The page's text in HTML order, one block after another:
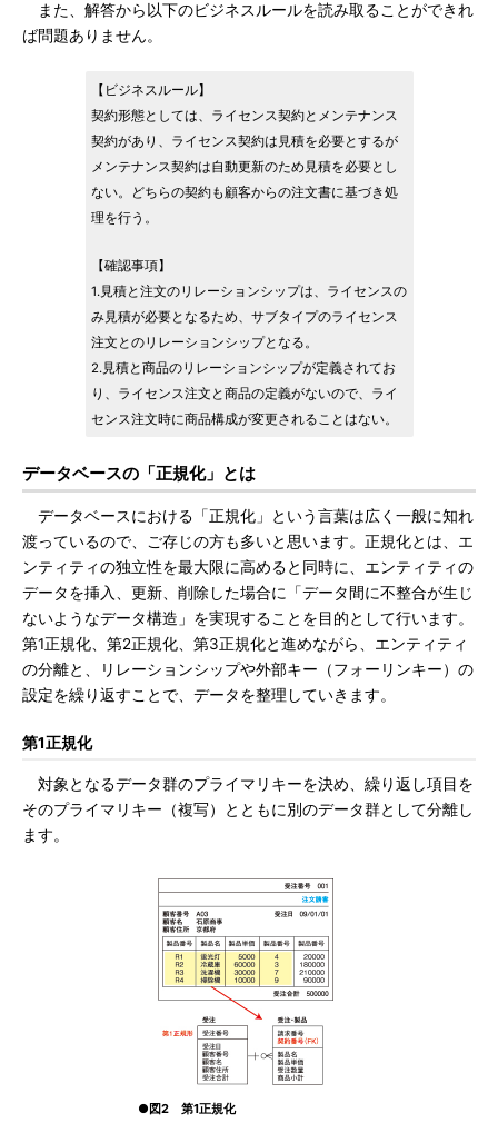
また、解答から以下のビジネスルールを読み取ることができれ
ば問題ありません。
【ビジネスルール】
契約形態としては、ライセンス契約とメンテナンス
契約があり、ライセンス契約は見積を必要とするが
メンテナンス契約は自動更新のため見積を必要とし
ない。どちらの契約も顧客からの注文書に基づき処
理を行う。
【確認事項】
1.見積と注文のリレーションシップは、ライセンスの
み見積が必要となるため、サブタイプのライセンス
注文とのリレーションシップとなる。
2.見積と商品のリレーションシップが定義されてお
り、ライセンス注文と商品の定義がないので、ライ
センス注文時に商品構成が変更されることはない。
データベースの「正規化」とは
データベースにおける「正規化」という言葉は広く一般に知れ
渡っているので、ご存じの方も多いと思います。正規化とは、エ
ンティティの独立性を最大限に高めると同時に、エンティティの
データを挿入、更新、削除した場合に「データ間に不整合が生じ
ないようなデータ構造」を実現することを目的として行います。
第1正規化、第2正規化、第3正規化と進めながら、エンティティ
の分離と、リレーションシップや外部キー（フォーリンキー）の
設定を繰り返すことで、データを整理していきます。
第1正規化
対象となるデータ群のプライマリキーを決め、繰り返し項目を
そのプライマリキー（複写）とともに別のデータ群として分離し
ます。
●図2 第1正規化